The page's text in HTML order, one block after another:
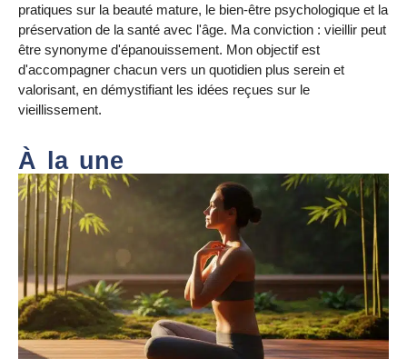
pratiques sur la beauté mature, le bien-être psychologique et la
préservation de la santé avec l'âge. Ma conviction : vieillir peut
être synonyme d'épanouissement. Mon objectif est
d'accompagner chacun vers un quotidien plus serein et
valorisant, en démystifiant les idées reçues sur le
vieillissement.
À la une